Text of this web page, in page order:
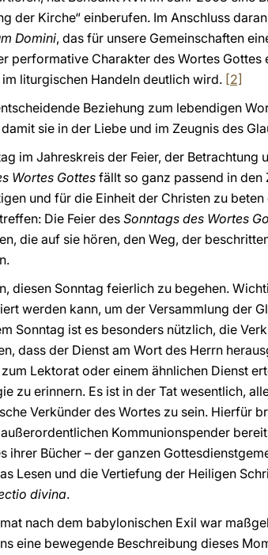
der Kirche“ einberufen. Im Anschluss
Domini, das für unsere Gemeinschaften
performative Charakter des Wortes Gottes
liturgischen Handeln deutlich wird. [2]
Beziehung zum lebendigen
sie in der Liebe und im Zeugnis des
im Jahreskreis der Feier, der Betrachtung
Wortes Gottesfällt so ganz passend in den
und für die Einheit der Christen zu
Die Feier des Sonntags des Wortes
die auf sie hören, den Weg, der
diesen Sonntag feierlich zu begehen.
werden kann, um der Versammlung der
Sonntag ist es besonders nützlich, die
dass der Dienst am Wort des Herrn
Lektorat oder einem ähnlichen Dienst
zu erinnern. Es ist in der Tat wesentlich,
Verkünder des Wortes zu sein. Hierfür
Kommunionspender
ihrer Bücher – der ganzen
Lesen und die Vertiefung der Heiligen
divina.
nach dem babylonischen Exil war
eine bewegende Beschreibung dieses